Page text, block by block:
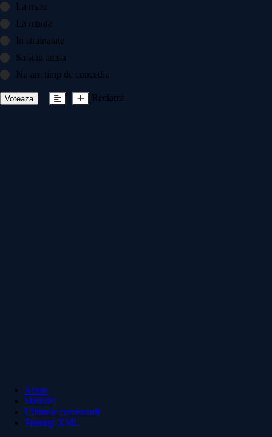
La mare
La munte
In strainatate
Sa stau acasa
Nu am timp de concediu
Voteaza Reclama
Acasa
Statistici
Ultimele comentarii
Sitemap XML